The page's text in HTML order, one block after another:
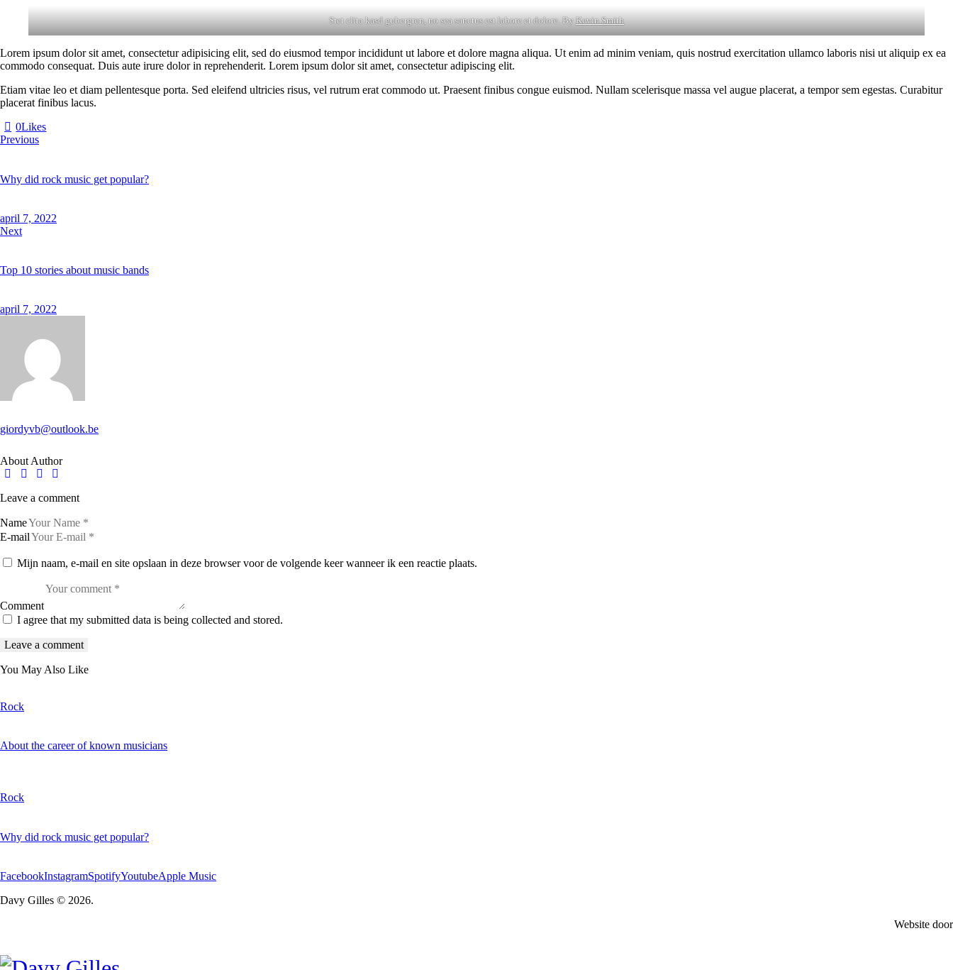
Stet clita kasd gubergren, no sea sanctus est labore et dolore. ByKevin Smith
Lorem ipsum dolor sit amet, consectetur adipisicing elit, sed do eiusmod tempor incididunt ut labore et dolore magna aliqua. Ut enim ad minim veniam, quis nostrud exercitation ullamco laboris nisi ut aliquip ex ea
commodo consequat. Duis aute irure dolor in reprehenderit. Lorem ipsum dolor sit amet, consectetur adipiscing elit.
Etiam vitae leo et diam pellentesque porta. Sed eleifend ultricies risus, vel rutrum erat commodo ut. Praesent finibus congue euismod. Nullam scelerisque massa vel augue placerat, a tempor sem egestas. Curabitur
placerat finibus lacus.
0Likes
Bericht
Previous
Why did rock music get popular?
april 7, 2022
Next
Top 10 stories about music bands
april 7, 2022
giordyvb@outlook.be
About Author
facebook-
twitter-dribble-instagram
Leave a comment
Name
E-mail
Mijn naam, e-mail en site opslaan in deze browser voor de volgende keer wanneer ik een reactie plaats.
Comment
I agree that my submitted data is being collected and stored.
You May Also Like
Rock
About the career of known musicians
Rock
Why did rock music get popular?
FacebookInstagramSpotifyYoutubeApple Music
Davy Gilles © 2026.
Website door